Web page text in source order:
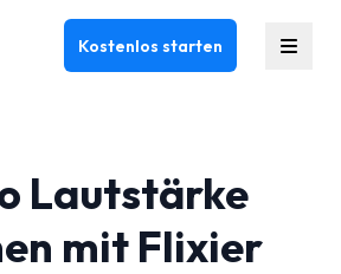
Kostenlos starten
Lautstärke
mit Flixier